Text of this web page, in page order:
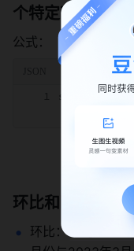
个特定节点的估
公式：
sum(filter({
环比和同比取的
环比：与【上一